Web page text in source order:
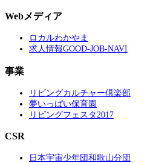
Webメディア
ロカルわかやま
求人情報GOOD-JOB-NAVI
事業
リビングカルチャー倶楽部
夢いっぱい保育園
リビングフェスタ2017
CSR
日本宇宙少年団和歌山分団